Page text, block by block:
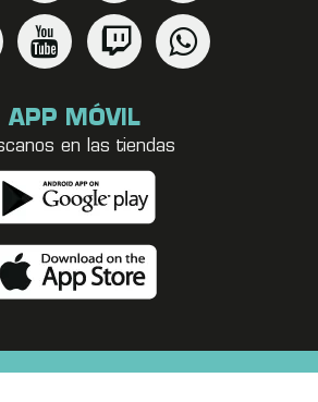
APP MÓVIL
en las tiendas